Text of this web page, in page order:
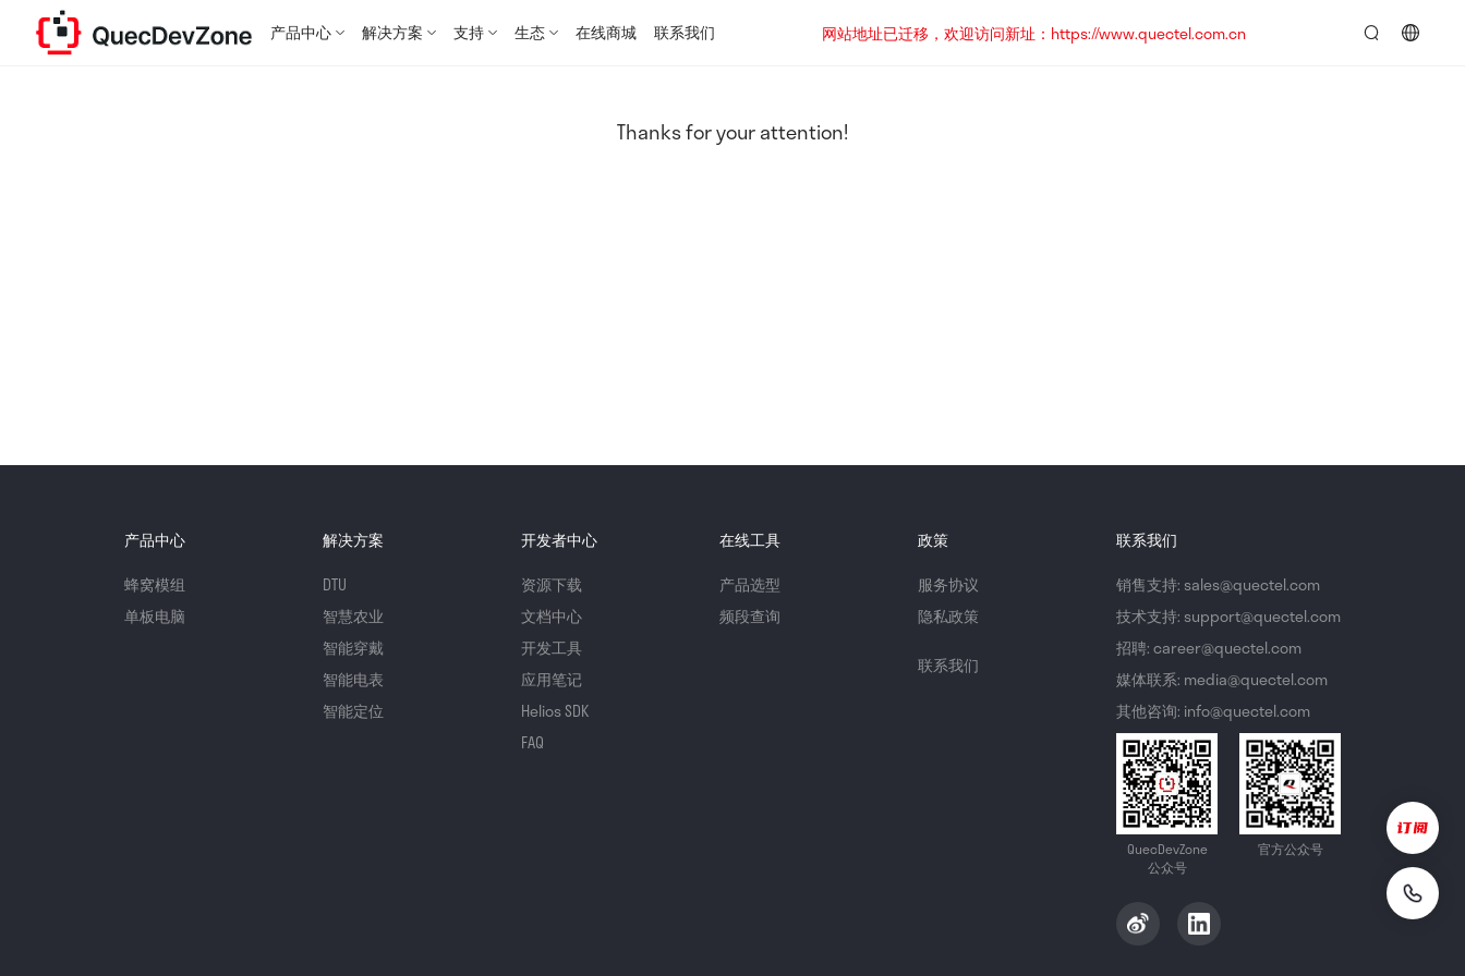
产品中心 解决方案 支持 生态 在线商城 联系我们
网站地址已迁移，欢迎访问新址：https://www.quectel.com.cn
Thanks for your attention!
产品中心
蜂窝模组
单板电脑
解决方案
DTU
智慧农业
智能穿戴
智能电表
智能定位
开发者中心
资源下载
文档中心
开发工具
应用笔记
Helios SDK
FAQ
在线工具
产品选型
频段查询
政策
服务协议
隐私政策
联系我们
联系我们
销售支持: sales@quectel.com
技术支持: support@quectel.com
招聘: career@quectel.com
媒体联系: media@quectel.com
其他咨询: info@quectel.com
QuecDevZone
公众号
官方公众号